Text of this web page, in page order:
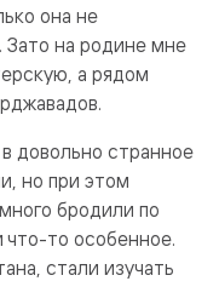
она не
Зато на родине мне
а рядом
довольно странное
но при этом
бродили по
то особенное.
стали изучать